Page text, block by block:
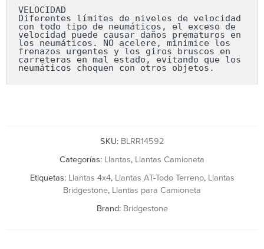
VELOCIDAD
Diferentes límites de niveles de velocidad
con todo tipo de neumáticos, el exceso de
velocidad puede causar daños prematuros en
los neumáticos. NO acelere, minimice los
frenazos urgentes y los giros bruscos en
carreteras en mal estado, evitando que los
neumáticos choquen con otros objetos.
SKU: BLRR14592
Categorías: Llantas, Llantas Camioneta
Etiquetas: Llantas 4x4, Llantas AT-Todo Terreno, Llantas
Bridgestone, Llantas para Camioneta
Brand: Bridgestone